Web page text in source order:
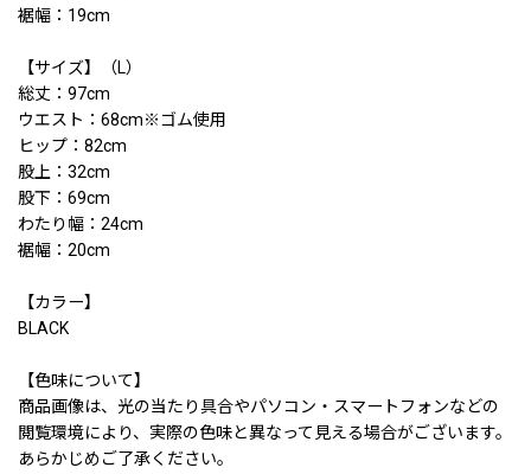
裾幅：19cm
【サイズ】（L）
総丈：97cm
ウエスト：68cm※ゴム使用
ヒップ：82cm
股上：32cm
股下：69cm
わたり幅：24cm
裾幅：20cm
【カラー】
BLACK
【色味について】
商品画像は、光の当たり具合やパソコン・スマートフォンなどの
閲覧環境により、実際の色味と異なって見える場合がございます。
あらかじめご了承ください。